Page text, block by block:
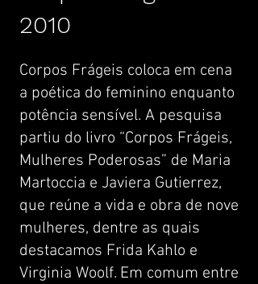
2010
Corpos Frágeis coloca em cena
a poética do feminino enquanto
potência sensível. A pesquisa
partiu do livro “Corpos Frágeis,
Mulheres Poderosas” de Maria
Martoccia e Javiera Gutierrez,
que reúne a vida e obra de nove
mulheres, dentre as quais
destacamos Frida Kahlo e
Virginia Woolf. Em comum entre